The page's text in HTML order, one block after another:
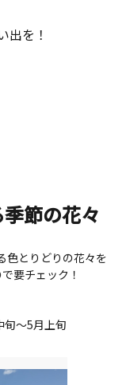
出を！
節の花々
色とりどりの花々を
要チェック！
旬～5月上旬